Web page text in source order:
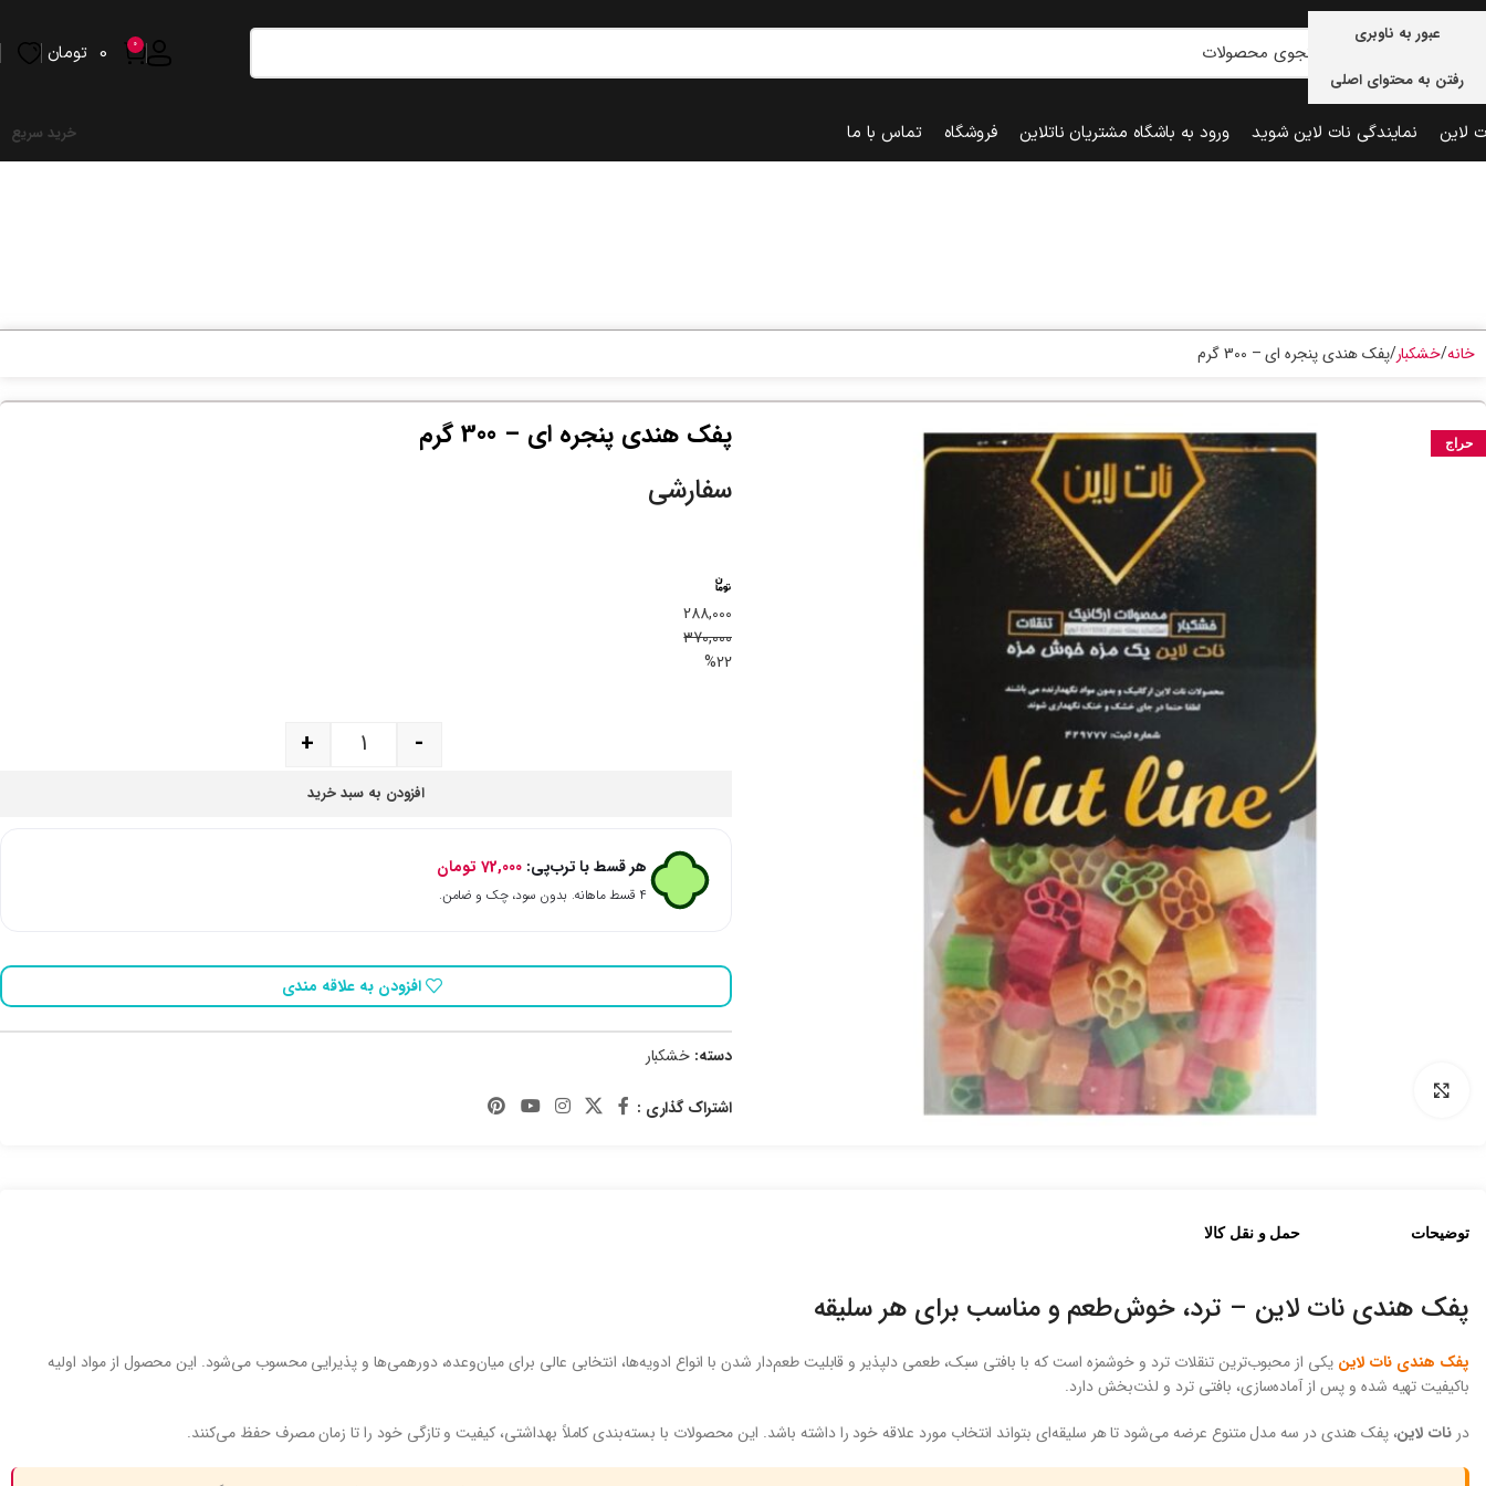
عبور به ناوبری
رفتن به محتوای اصلی
0
0 تومان
لاین نمایندگی نات لاین شوید ورود به باشگاه مشتریان ناتلاین فروشگاه تماس با ما خرید سریع
خانه خشکبار پفک هندی پنجره ای – 300 گرم
حراج پفک هندی پنجره ای – 300 گرم
سفارشی
288,000
370,000
%22
-
+
افزودن به سبد خرید
هر قسط با ترب‌پی:72,000 تومان
۴ قسط ماهانه. بدون سود، چک و ضامن.
افزودن به علاقه مندی
دسته: خشکبار
اشتراک گذاری :
توضیحات حمل و نقل کالا
پفک هندی نات لاین – ترد، خوش‌طعم و مناسب برای هر سلیقه
پفک هندی نات لاین یکی از محبوب‌ترین تنقلات ترد و خوشمزه است که با بافتی سبک، طعمی دلپذیر و قابلیت طعم‌دار شدن با انواع ادویه‌ها، انتخابی عالی برای میان‌وعده، دورهمی‌ها و پذیرایی محسوب می‌شود. این محصول از مواد اولیه
باکیفیت تهیه شده و پس از آماده‌سازی، بافتی ترد و لذت‌بخش دارد.
در نات لاین، پفک هندی در سه مدل متنوع عرضه می‌شود تا هر سلیقه‌ای بتواند انتخاب مورد علاقه خود را داشته باشد. این محصولات با بسته‌بندی کاملاً بهداشتی، کیفیت و تازگی خود را تا زمان مصرف حفظ می‌کنند.